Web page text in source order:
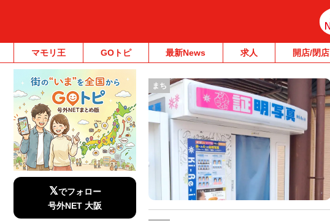
マモリ王 GOトピ 最新News 求人 開店/閉店
まち
𝕏でフォロー
号外NET 大阪